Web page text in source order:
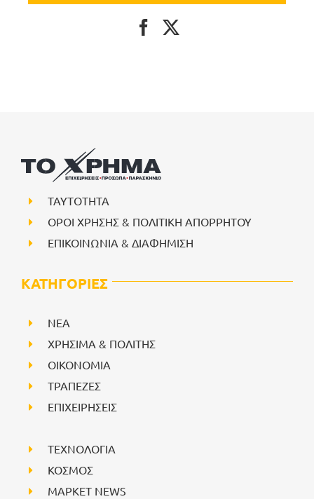
ΤΑΥΤΟΤΗΤΑ
ΟΡΟΙ ΧΡΗΣΗΣ & ΠΟΛΙΤΙΚΗ ΑΠΟΡΡΗΤΟΥ
ΕΠΙΚΟΙΝΩΝΙΑ & ΔΙΑΦΗΜΙΣΗ
ΚΑΤΗΓΟΡΙΕΣ
NEA
ΧΡΗΣΙΜΑ & ΠΟΛΙΤΗΣ
ΟΙΚΟΝΟΜΙΑ
ΤΡΑΠΕΖΕΣ
ΕΠΙΧΕΙΡΗΣΕΙΣ
ΤΕΧΝΟΛΟΓΙΑ
ΚΟΣΜΟΣ
ΜΑΡΚΕΤ NEWS